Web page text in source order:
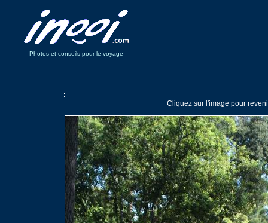
Photos et conseils pour le voyage
Cliquez sur l'image pour